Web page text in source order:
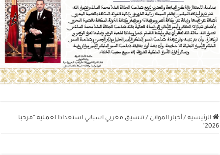
الرئيسية / أخبار الموانئ / تنسيق مغربي اسباني استعدادا لعملية “مرحبا
2026”